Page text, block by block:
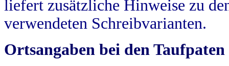
liefert zusätzliche Hinweise zu
verwendeten Schreibvarianten.
Ortsangaben bei den Taufpaten